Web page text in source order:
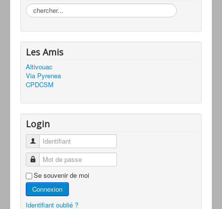
Rechercher
Les Amis
Altivouac
Via Pyrenea
CPDCSM
Login
Identifiant
Mot de passe
Se souvenir de moi
Connexion
Identifiant oublié ?